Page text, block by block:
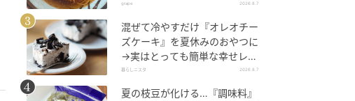
grape 2026.8.7
混ぜて冷やすだけ『オレオチー
ズケーキ』を夏休みのおやつに
→実はとっても簡単な幸せレシ
ピに挑戦♡
暮らしニスタ 2026.8.7
夏の枝豆が化ける…『調味料』